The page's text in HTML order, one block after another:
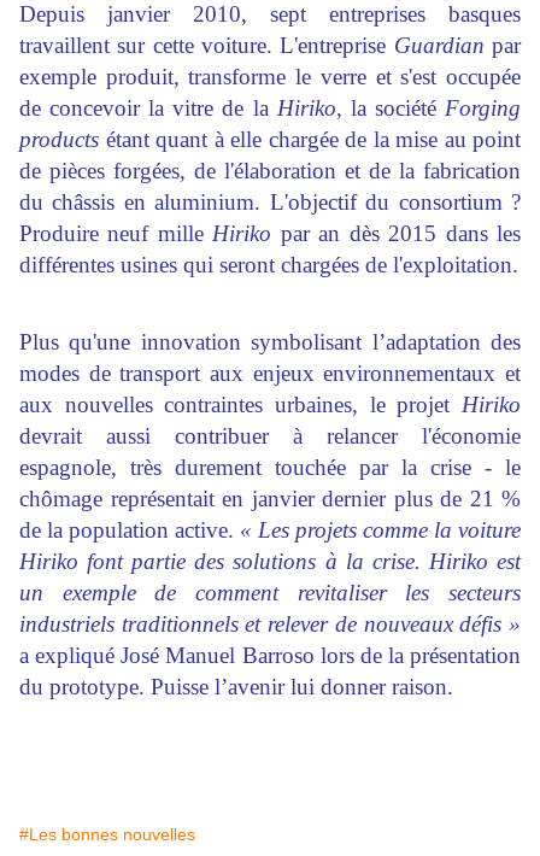
Depuis janvier 2010, sept entreprises basques
travaillent sur cette voiture. L'entreprise Guardian par
exemple produit, transforme le verre et s'est occupée
de concevoir la vitre de la Hiriko, la société Forging
products étant quant à elle chargée de la mise au point
de pièces forgées, de l'élaboration et de la fabrication
du châssis en aluminium. L'objectif du consortium ?
Produire neuf mille Hiriko par an dès 2015 dans les
différentes usines qui seront chargées de l'exploitation.
Plus qu'une innovation symbolisant l’adaptation des
modes de transport aux enjeux environnementaux et
aux nouvelles contraintes urbaines, le projet Hiriko
devrait aussi contribuer à relancer l'économie
espagnole, très durement touchée par la crise - le
chômage représentait en janvier dernier plus de 21 %
de la population active. « Les projets comme la voiture
Hiriko font partie des solutions à la crise. Hiriko est
un exemple de comment revitaliser les secteurs
industriels traditionnels et relever de nouveaux défis »
a expliqué José Manuel Barroso lors de la présentation
du prototype. Puisse l’avenir lui donner raison.
#Les bonnes nouvelles